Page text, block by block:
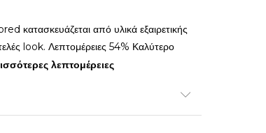
κατασκευάζεται από υλικά εξαιρετικής
look. Λεπτομέρειες 54% Καλύτερο
λεπτομέρειες